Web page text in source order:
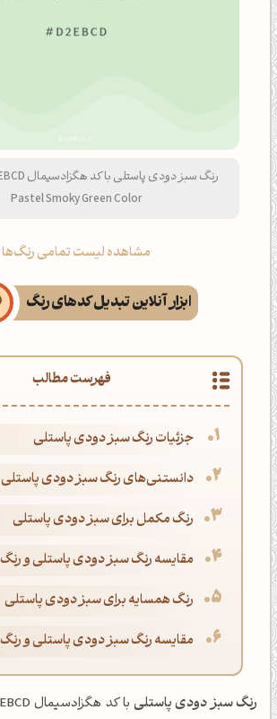
Pastel Smoky Green Color
مشاهده لیست تمامی رنگ‌ها
ابزار آنلاین تبدیل کدهای رنگ
فهرست مطالب
جزئیات رنگ سبز دودی پاستلی
دانستنی‌های رنگ سبز دودی پاستلی
رنگ مکمل برای سبز دودی پاستلی
رنگ همسایه برای سبز دودی پاستلی
رنگ سبز دودی پاستلی